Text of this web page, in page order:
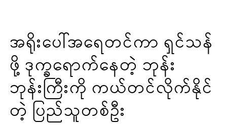
အရိုးပေါ်အရေတင်ကာ ရှင်သန်
ဖို့ ဒုက္ခရောက်နေတဲ့ ဘုန်း
ဘုန်းကြီးကို ကယ်တင်လိုက်နိုင်
တဲ့ ပြည်သူတစ်ဦး